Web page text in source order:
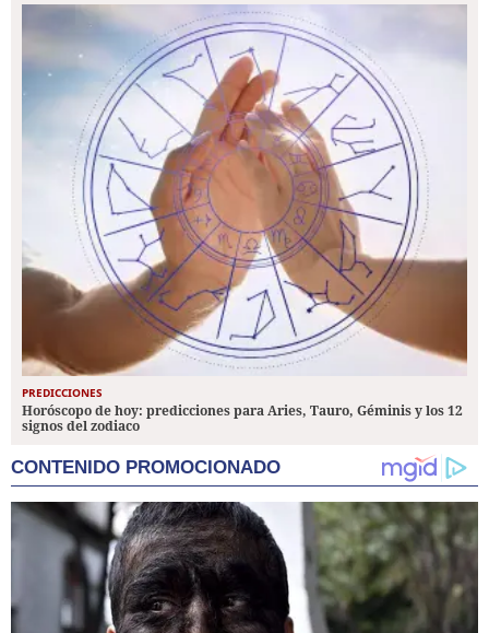
PREDICCIONES
Horóscopo de hoy: predicciones para Aries, Tauro, Géminis y los 12
signos del zodiaco
CONTENIDO PROMOCIONADO